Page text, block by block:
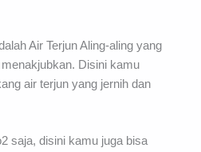
Air Terjun Aling-aling yang
Disini kamu
air terjun yang jernih dan
saja, disini kamu juga bisa